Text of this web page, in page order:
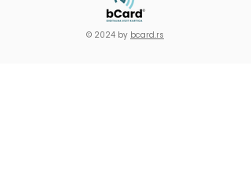
© 2024 by bcard.rs